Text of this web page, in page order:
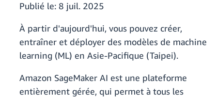
Publié le: 8 juil. 2025
À partir d'aujourd'hui, vous pouvez créer,
entraîner et déployer des modèles de machine
learning (ML) en Asie-Pacifique (Taipei).
Amazon SageMaker AI est une plateforme
entièrement gérée, qui permet à tous les